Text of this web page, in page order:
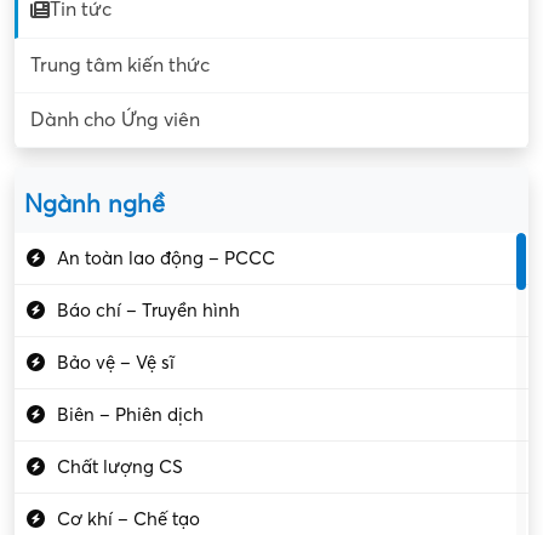
Tin tức
Trung tâm kiến thức
Dành cho Ứng viên
Ngành nghề
An toàn lao động – PCCC
Báo chí – Truyền hình
Bảo vệ – Vệ sĩ
Biên – Phiên dịch
Chất lượng CS
Cơ khí – Chế tạo